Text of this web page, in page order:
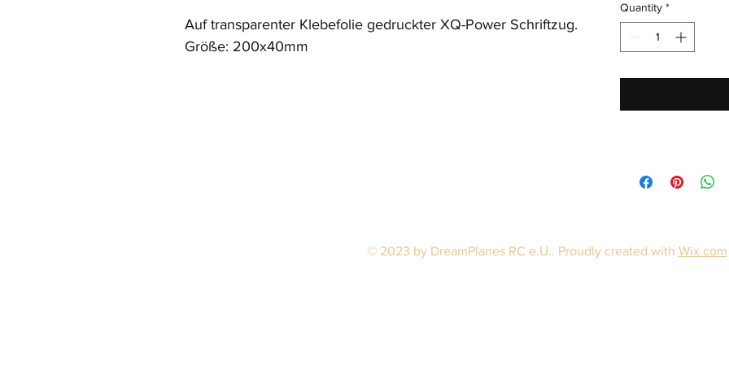
Auf transparenter Klebefolie gedruckter XQ-Power Schriftzug.
Größe: 200x40mm
Quantity *
© 2023 by DreamPlanes RC e.U.. Proudly created with Wix.com